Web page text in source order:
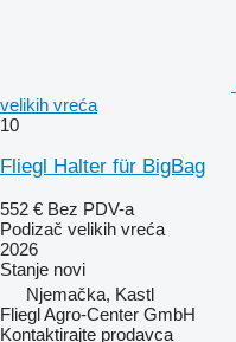
velikih vreća
10
Fliegl Halter für BigBag
552 € Bez PDV-a
Podizač velikih vreća
2026
Stanje novi
Njemačka, Kastl
Fliegl Agro-Center GmbH
Kontaktirajte prodavca